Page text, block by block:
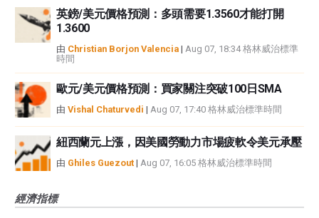
英鎊/美元價格預測：多頭需要1.3560才能打開
1.3600
由 Christian Borjon Valencia | Aug 07, 18:34 格林威治標準
時間
歐元/美元價格預測：買家關注突破100日SMA
由 Vishal Chaturvedi | Aug 07, 17:40 格林威治標準時間
紐西蘭元上漲，因美國勞動力市場疲軟令美元承壓
由 Ghiles Guezout | Aug 07, 16:05 格林威治標準時間
經濟指標